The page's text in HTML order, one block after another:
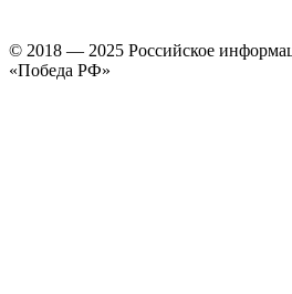
© 2018 — 2025 Российское
«Победа РФ»